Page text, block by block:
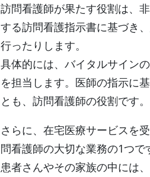
訪問看護師が果たす役割は、
する訪問看護指示書に基づき
行ったりします。
具体的には、バイタルサイン
を担当します。医師の指示に
とも、訪問看護師の役割です。
さらに、在宅医療サービスを
問看護師の大切な業務の1つで
患者さんやその家族の中には